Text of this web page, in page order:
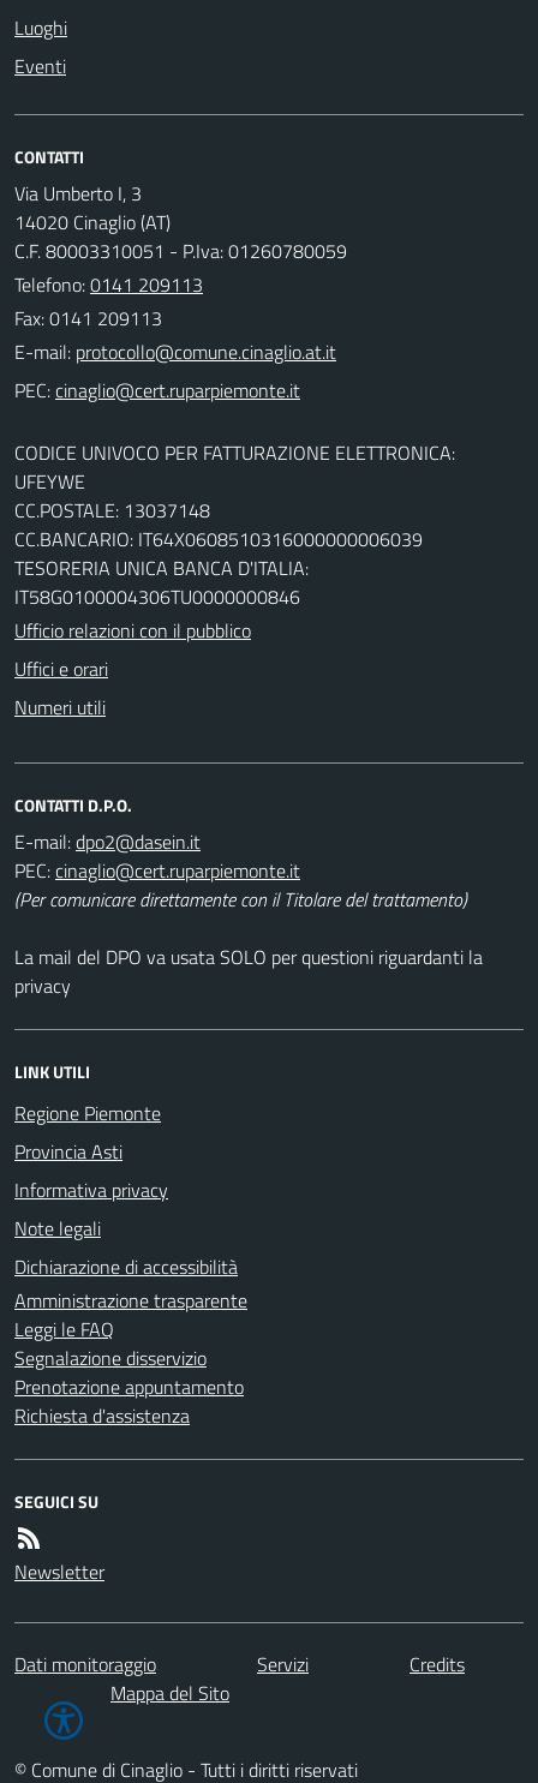
Luoghi
Eventi
CONTATTI
Via Umberto I, 3
14020 Cinaglio (AT)
C.F. 80003310051 - P.Iva: 01260780059
Telefono:0141 209113
Fax: 0141 209113
E-mail:
PEC:
CODICE UNIVOCO PER FATTURAZIONE ELETTRONICA:
UFEYWE
CC.POSTALE: 13037148
CC.BANCARIO: IT64X0608510316000000006039
TESORERIA UNICA BANCA D'ITALIA:
IT58G0100004306TU0000000846
Ufficio relazioni con il pubblico
Uffici e orari
Numeri utili
CONTATTI D.P.O.
E-mail:
PEC:
(Per comunicare direttamente con il Titolare del trattamento)
La mail del DPO va usata SOLO per questioni riguardanti la
privacy
LINK UTILI
Regione Piemonte
Provincia Asti
Informativa privacy
Note legali
Dichiarazione di accessibilità
Amministrazione trasparente
Leggi le FAQ
Segnalazione disservizio
Prenotazione appuntamento
Richiesta d'assistenza
SEGUICI SU
Newsletter
Dati monitoraggio Servizi
Credits
Mappa del Sito
© Comune di Cinaglio - Tutti i diritti riservati